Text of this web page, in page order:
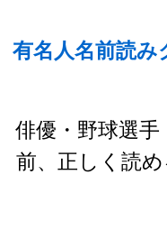
有名人名前読み
俳優・野球選
前、正しく読